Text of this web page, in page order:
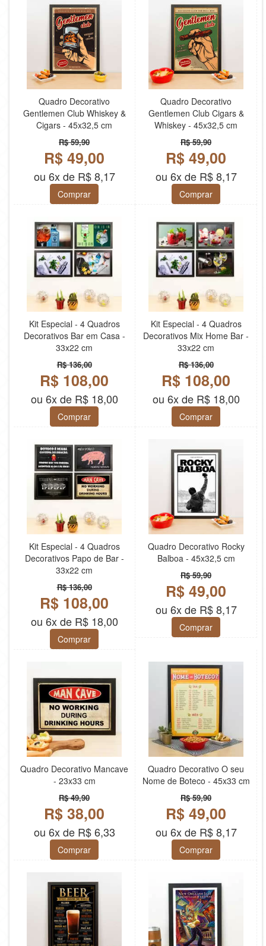
Quadro Decorativo
Gentlemen Club Whiskey &
Cigars - 45x32,5 cm
R$ 59,90
R$ 49,00
ou 6x de R$ 8,17
Comprar
Quadro Decorativo
Gentlemen Club Cigars &
Whiskey - 45x32,5 cm
R$ 59,90
R$ 49,00
ou 6x de R$ 8,17
Comprar
Kit Especial - 4 Quadros
Decorativos Bar em Casa -
33x22 cm
R$ 136,00
R$ 108,00
ou 6x de R$ 18,00
Comprar
Kit Especial - 4 Quadros
Decorativos Mix Home Bar -
33x22 cm
R$ 136,00
R$ 108,00
ou 6x de R$ 18,00
Comprar
Kit Especial - 4 Quadros
Decorativos Papo de Bar -
33x22 cm
R$ 136,00
R$ 108,00
ou 6x de R$ 18,00
Comprar
Quadro Decorativo Rocky
Balboa - 45x32,5 cm
R$ 59,90
R$ 49,00
ou 6x de R$ 8,17
Comprar
Quadro Decorativo Mancave
- 23x33 cm
R$ 49,90
R$ 38,00
ou 6x de R$ 6,33
Comprar
Quadro Decorativo O seu
Nome de Boteco - 45x33 cm
R$ 59,90
R$ 49,00
ou 6x de R$ 8,17
Comprar